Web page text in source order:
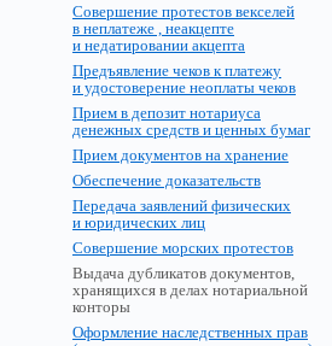
Совершение протестов векселей
в неплатеже , неакцепте
и недатировании акцепта
Предъявление чеков к платежу
и удостоверение неоплаты чеков
Прием в депозит нотариуса
денежных средств и ценных бумаг
Прием документов на хранение
Обеспечение доказательств
Передача заявлений физических
и юридических лиц
Совершение морских протестов
Выдача дубликатов документов,
хранящихся в делах нотариальной
конторы
Оформление наследственных прав